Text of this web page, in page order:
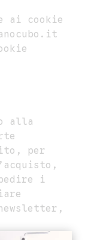
ai cookie
alla
per
i